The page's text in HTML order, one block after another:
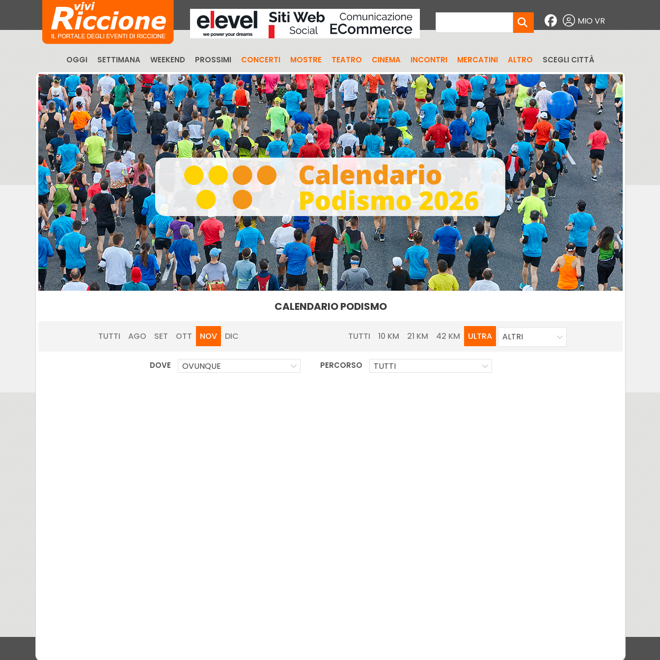
MIO VR
OGGI SETTIMANA WEEKEND PROSSIMI CONCERTI MOSTRE TEATRO CINEMA INCONTRI MERCATINI ALTRO SCEGLI CITTÀ
CALENDARIO PODISMO
TUTTI AGO SET OTT NOV DIC TUTTI 10 KM 21 KM 42 KM ULTRA ALTRI
DOVE OVUNQUE PERCORSO TUTTI